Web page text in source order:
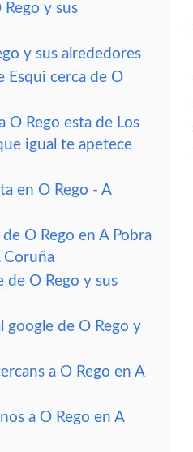
Rego y sus
y sus alrededores
Esqui cerca de O
O Rego esta de Los
igual te apetece
en O Rego - A
O Rego en A Pobra
Coruña
de O Rego y sus
google de O Rego y
a O Rego en A
a O Rego en A